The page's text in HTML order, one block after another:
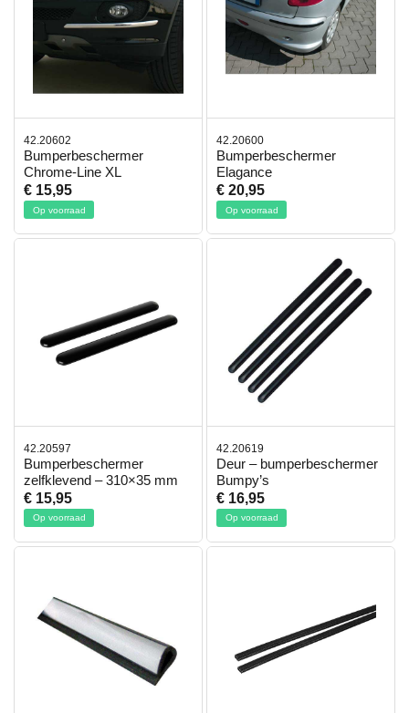
42.20602
Bumperbeschermer
Chrome-Line XL
€ 15,95
Op voorraad
42.20600
Bumperbeschermer
Elagance
€ 20,95
Op voorraad
42.20597
Bumperbeschermer
zelfklevend – 310×35 mm
€ 15,95
Op voorraad
42.20619
Deur – bumperbeschermer
Bumpy’s
€ 16,95
Op voorraad